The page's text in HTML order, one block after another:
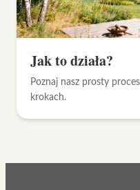
Jak to działa?
Poznaj nasz prosty
krokach.